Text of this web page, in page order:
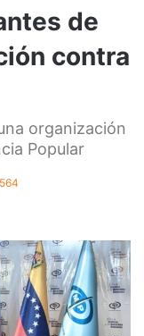
de
contra
organización
Popular
564